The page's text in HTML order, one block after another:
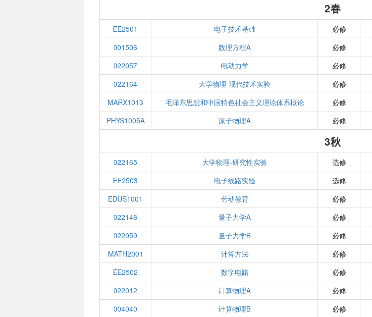
2春
EE2501 电子技术基础 必修
001506
数理方程A 必修
022057
电动力学 必修
022164
大学物理-现代技术实验 必修
MARX1013
毛泽东思想和中国特色社会主义理论体系概论 必修
PHYS1005A
原子物理A 必修
3秋
022165 大学物理-研究性实验 选修
EE2503
电子线路实验 选修
EDUS1001
劳动教育 必修
022148
量子力学A 必修
022059
量子力学B 必修
MATH2001
计算方法 必修
EE2502
数字电路 必修
022012
计算物理A 必修
004040
计算物理B 必修